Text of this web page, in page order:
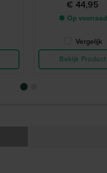
€ 44,95
● Op voorraad
Vergelijk
Bekijk Product